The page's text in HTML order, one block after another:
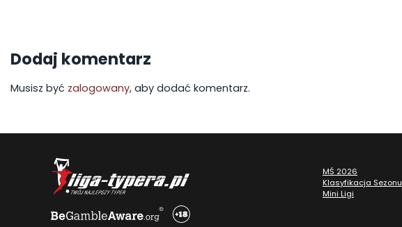
Dodaj komentarz
Musisz być zalogowany, aby dodać komentarz.
MŚ 2026
Klasyfikacja Sezonu
Mini Ligi